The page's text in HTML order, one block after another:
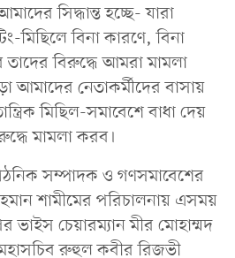
সিদ্ধান্ত হচ্ছে- যারা
মিছিলে বিনা কারণে, বিনা
তাদের বিরুদ্ধে আমরা মামলা
আমাদের নেতাকর্মীদের বাসায়
মিছিল-সমাবেশে বাধা দেয়
মামলা করব।
সম্পাদক ও গণসমাবেশের
শামীমের পরিচালনায় এসময়
ভাইস চেয়ারম্যান মীর মোহাম্মদ
রুহুল কবীর রিজভী